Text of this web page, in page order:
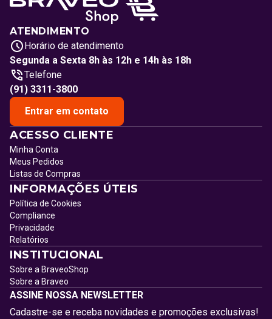
ATENDIMENTO
Horário de atendimento
Segunda a Sexta 8h às 12h e 14h às 18h
Telefone
(91) 3311-3800
Entrar em contato
ACESSO CLIENTE
Minha Conta
Meus Pedidos
Listas de Compras
INFORMAÇÕES ÚTEIS
Política de Cookies
Compliance
Privacidade
Relatórios
INSTITUCIONAL
Sobre a BraveoShop
Sobre a Braveo
ASSINE NOSSA NEWSLETTER
Cadastre-se e receba novidades e promoções exclusivas!